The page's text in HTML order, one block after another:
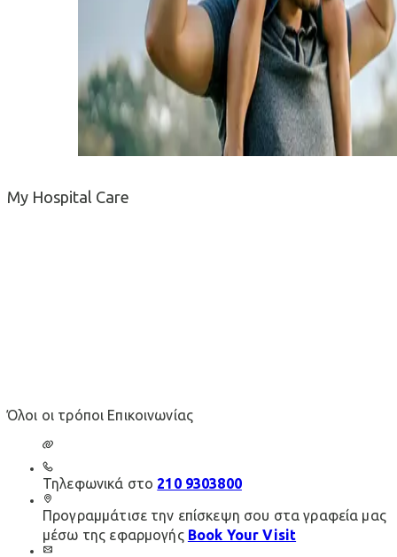
My Hospital Care
Όλοι οι τρόποι Επικοινωνίας
Τηλεφωνικά στο 210 9303800
Προγραμμάτισε την επίσκεψη σου στα γραφεία μας
μέσω της εφαρμογής Book Your Visit